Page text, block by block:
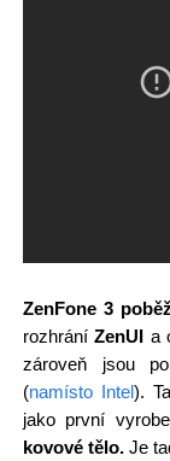
ZenFone 3
rozhráníZenUI a
zároveň jsou
(namísto Intel).
jako první
kovové tělo.Je